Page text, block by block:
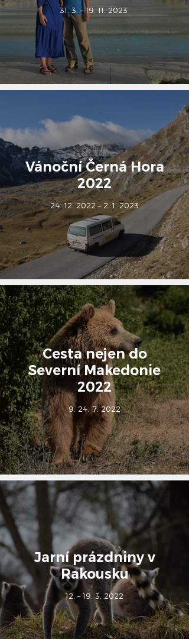
31. 3. – 19. 11. 2023
Vánoční Černá Hora
2022
24. 12. 2022 – 2. 1. 2023
Cesta nejen do
Severní Makedonie
2022
9. 24. 7. 2022
Jarní prázdniny v
Rakousku
12. – 19. 3. 2022